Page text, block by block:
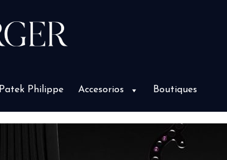
Patek Philippe Accesorios Boutiques